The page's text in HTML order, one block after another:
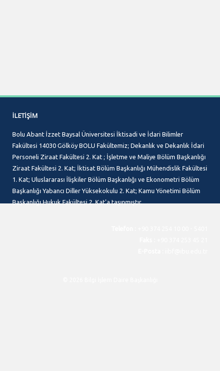
İLETIŞIM
Bolu Abant İzzet Baysal Üniversitesi İktisadi ve İdari Bilimler
Fakültesi 14030 Gölköy BOLU Fakültemiz; Dekanlık ve Dekanlık İdari
Personeli Ziraat Fakültesi 2. Kat ; İşletme ve Maliye Bölüm Başkanlığı
Ziraat Fakültesi 2. Kat; İktisat Bölüm Başkanlığı Mühendislik Fakültesi
1. Kat; Uluslararası İlişkiler Bölüm Başkanlığı ve Ekonometri Bölüm
Başkanlığı Yabancı Diller Yüksekokulu 2. Kat; Kamu Yönetimi Bölüm
Başkanlığı Hukuk Fakültesi 2. Kat'a taşınmıştır.